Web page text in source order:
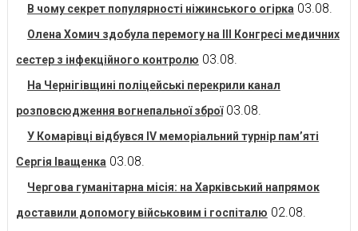
В чому секрет популярності ніжинського огірка 03.08.
Олена Хомич здобула перемогу на ІІІ Конгресі медичних
сестер з інфекційного контролю 03.08.
На Чернігівщині поліцейські перекрили канал
розповсюдження вогнепальної зброї 03.08.
У Комарівці відбувся IV меморіальний турнір пам’яті
Сергія Іващенка 03.08.
Чергова гуманітарна місія: на Харківський напрямок
доставили допомогу військовим і госпіталю 02.08.